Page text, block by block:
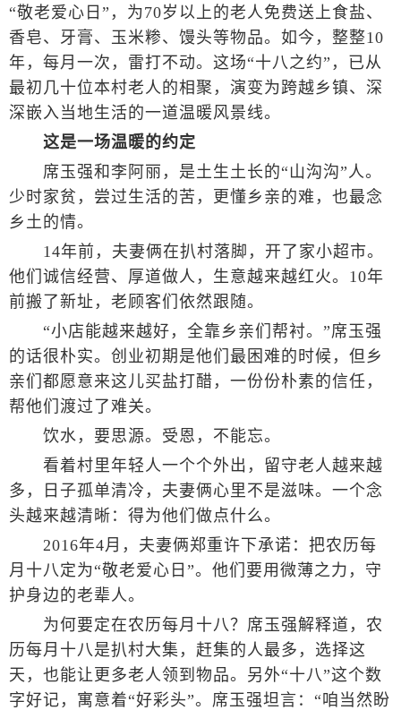
“敬老爱心日”，为70岁以上的老人免费送上食盐、
香皂、牙膏、玉米糁、馒头等物品。如今，整整10
年，每月一次，雷打不动。这场“十八之约”，已从
最初几十位本村老人的相聚，演变为跨越乡镇、深
深嵌入当地生活的一道温暖风景线。
这是一场温暖的约定
席玉强和李阿丽，是土生土长的“山沟沟”人。
少时家贫，尝过生活的苦，更懂乡亲的难，也最念
乡土的情。
14年前，夫妻俩在扒村落脚，开了家小超市。
他们诚信经营、厚道做人，生意越来越红火。10年
前搬了新址，老顾客们依然跟随。
“小店能越来越好，全靠乡亲们帮衬。”席玉强
的话很朴实。创业初期是他们最困难的时候，但乡
亲们都愿意来这儿买盐打醋，一份份朴素的信任，
帮他们渡过了难关。
饮水，要思源。受恩，不能忘。
看着村里年轻人一个个外出，留守老人越来越
多，日子孤单清冷，夫妻俩心里不是滋味。一个念
头越来越清晰：得为他们做点什么。
2016年4月，夫妻俩郑重许下承诺：把农历每
月十八定为“敬老爱心日”。他们要用微薄之力，守
护身边的老辈人。
为何要定在农历每月十八？席玉强解释道，农
历每月十八是扒村大集，赶集的人最多，选择这
天，也能让更多老人领到物品。另外“十八”这个数
字好记，寓意着“好彩头”。席玉强坦言：“咱当然盼